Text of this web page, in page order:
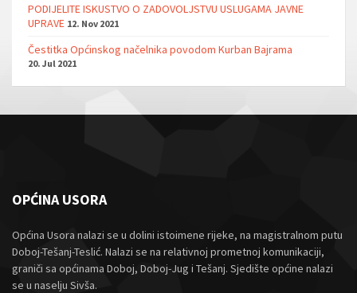
PODIJELITE ISKUSTVO O ZADOVOLJSTVU USLUGAMA JAVNE
UPRAVE 12. Nov 2021
Čestitka Općinskog načelnika povodom Kurban Bajrama
20. Jul 2021
OPĆINA USORA
Općina Usora nalazi se u dolini istoimene rijeke, na magistralnom putu
Doboj-Tešanj-Teslić. Nalazi se na relativnoj prometnoj komunikaciji,
graniči sa općinama Doboj, Doboj-Jug i Tešanj. Sjedište općine nalazi
se u naselju Sivša.